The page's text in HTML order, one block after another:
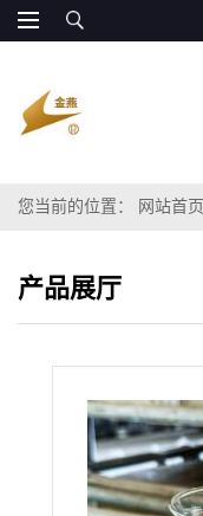
您当前的位置： 网站首页
产品展厅